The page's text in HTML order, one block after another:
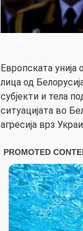
Европската
лица од
субјекти и тела
ситуацијата во
агресија врз